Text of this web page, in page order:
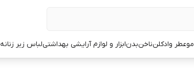
موعطر وادکلنناخنبدنابزار و لوازم آرایشی بهداشتیلباس زیر زنانه